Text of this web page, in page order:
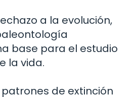
a la evolución,
base para el estudio
la vida.
de extinción